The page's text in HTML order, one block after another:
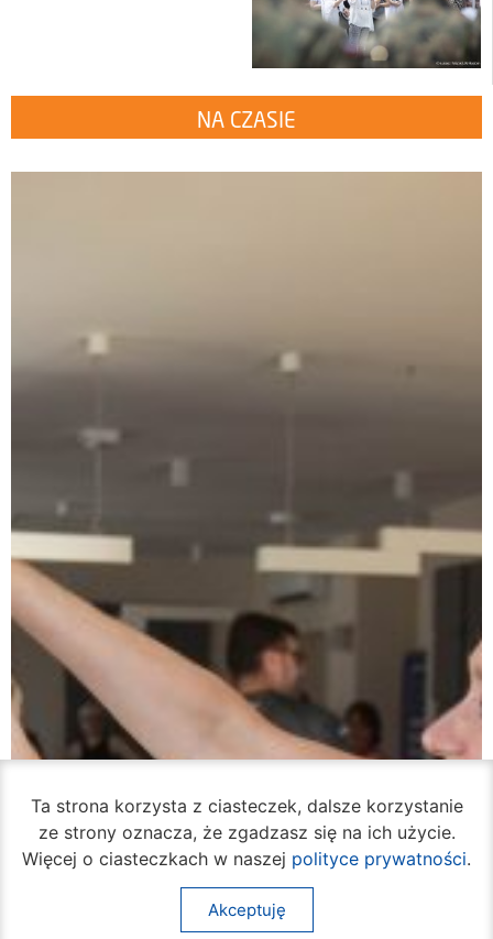
NA CZASIE
Ta strona korzysta z ciasteczek, dalsze korzystanie
ze strony oznacza, że zgadzasz się na ich użycie.
Więcej o ciasteczkach w naszej polityce prywatności.
Akceptuję